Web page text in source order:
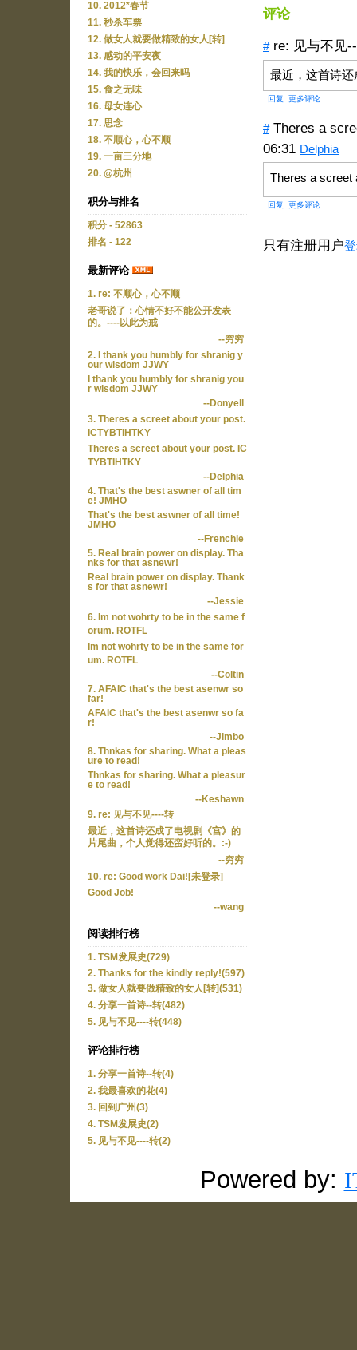
10. 2012*春节
11. 秒杀车票
12. 做女人就要做精致的女人[转]
13. 感动的平安夜
14. 我的快乐，会回来吗
15. 食之无味
16. 母女连心
17. 思念
18. 不顺心，心不顺
19. 一亩三分地
20. @杭州
积分与排名
积分 - 52863
排名 - 122
最新评论
1. re: 不顺心，心不顺
老哥说了：心情不好不能公开发表
的。----以此为戒
--穷穷
2. I thank you humbly for shranig y
our wisdom JJWY
I thank you humbly for shranig you
r wisdom JJWY
--Donyell
3. Theres a screet about your post.
ICTYBTIHTKY
Theres a screet about your post. IC
TYBTIHTKY
--Delphia
4. That's the best aswner of all tim
e! JMHO
That's the best aswner of all time!
JMHO
--Frenchie
5. Real brain power on display. Tha
nks for that asnewr!
Real brain power on display. Thank
s for that asnewr!
--Jessie
6. Im not wohrty to be in the same f
orum. ROTFL
Im not wohrty to be in the same for
um. ROTFL
--Coltin
7. AFAIC that's the best asenwr so
far!
AFAIC that's the best asenwr so fa
r!
--Jimbo
8. Thnkas for sharing. What a pleas
ure to read!
Thnkas for sharing. What a pleasur
e to read!
--Keshawn
9. re: 见与不见----转
最近，这首诗还成了电视剧《宫》的
片尾曲，个人觉得还蛮好听的。:-)
--穷穷
10. re: Good work Dai![未登录]
Good Job!
--wang
阅读排行榜
1. TSM发展史(729)
2. Thanks for the kindly reply!(597)
3. 做女人就要做精致的女人[转](531)
4. 分享一首诗--转(482)
5. 见与不见----转(448)
评论排行榜
1. 分享一首诗--转(4)
2. 我最喜欢的花(4)
3. 回到广州(3)
4. TSM发展史(2)
5. 见与不见----转(2)
评论
# re: 见与不见
最近，这首诗
回复 更多评论
# Theres a
06:31 Delphia
Theres a
回复 更多评论
只有注册用户
Powered by: